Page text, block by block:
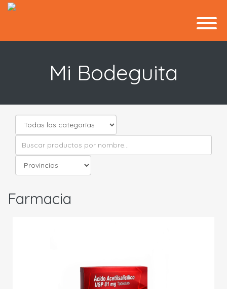
Mi Bodeguita
Farmacia